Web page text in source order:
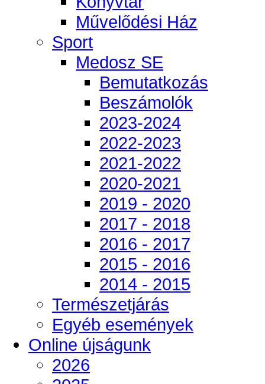
Művelődési Ház
Sport
Medosz SE
Bemutatkozás
Beszámolók
2023-2024
2022-2023
2021-2022
2020-2021
2019 - 2020
2017 - 2018
2016 - 2017
2015 - 2016
2014 - 2015
Természetjárás
Egyéb események
Online újságunk
2026